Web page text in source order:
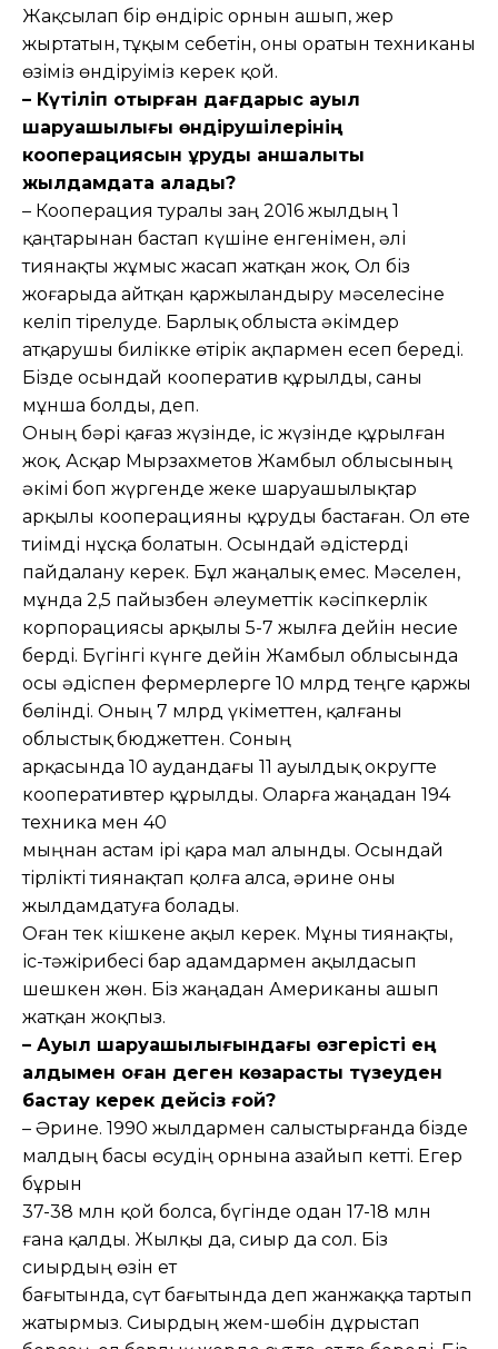
Жақсылап бір өндіріс орнын ашып, жер
жыртатын, тұқым себетін, оны оратын техниканы
өзіміз өндіруіміз керек қой.
– Күтіліп отырған дағдарыс ауыл
шаруашылығы өндірушілерінің
кооперациясын құруды қаншалықты
жылдамдата алады?
– Кооперация туралы заң 2016 жылдың 1
қаңтарынан бастап күшіне енгенімен, әлі
тиянақты жұмыс жасап жатқан жоқ. Ол біз
жоғарыда айтқан қаржыландыру мәселесіне
келіп тірелуде. Барлық облыста әкімдер
атқарушы билікке өтірік ақпармен есеп береді.
Бізде осындай кооператив құрылды, саны
мұнша болды, деп.
Оның бәрі қағаз жүзінде, іс жүзінде құрылған
жоқ. Асқар Мырзахметов Жамбыл облысының
әкімі боп жүргенде жеке шаруашылықтар
арқылы кооперацияны құруды бастаған. Ол өте
тиімді нұсқа болатын. Осындай әдістерді
пайдалану керек. Бұл жаңалық емес. Мәселен,
мұнда 2,5 пайызбен әлеуметтік кәсіпкерлік
корпорациясы арқылы 5-7 жылға дейін несие
берді. Бүгінгі күнге дейін Жамбыл облысында
осы әдіспен фермерлерге 10 млрд теңге қаржы
бөлінді. Оның 7 млрд үкіметтен, қалғаны
облыстық бюджеттен. Соның
арқасында 10 аудандағы 11 ауылдық округте
кооперативтер құрылды. Оларға жаңадан 194
техника мен 40
мыңнан астам ірі қара мал алынды. Осындай
тірлікті тиянақтап қолға алса, әрине оны
жылдамдатуға болады.
Оған тек кішкене ақыл керек. Мұны тиянақты,
іс-тәжірибесі бар адамдармен ақылдасып
шешкен жөн. Біз жаңадан Американы ашып
жатқан жоқпыз.
– Ауыл шаруашылығындағы өзгерісті ең
алдымен оған деген көзқарасты түзеуден
бастау керек дейсіз ғой?
– Әрине. 1990 жылдармен салыстырғанда бізде
малдың басы өсудің орнына азайып кетті. Егер
бұрын
37-38 млн қой болса, бүгінде одан 17-18 млн
ғана қалды. Жылқы да, сиыр да сол. Біз
сиырдың өзін ет
бағытында, сүт бағытында деп жанжаққа тартып
жатырмыз. Сиырдың жем-шөбін дұрыстап